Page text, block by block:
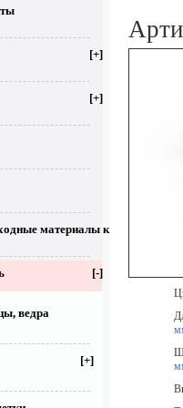
[+]
[+]
материалы к
[-]
ведра
[+]